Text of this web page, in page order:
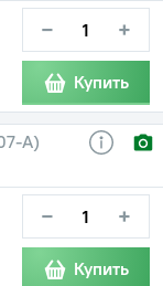
− +
Купить
А)
− +
Купить